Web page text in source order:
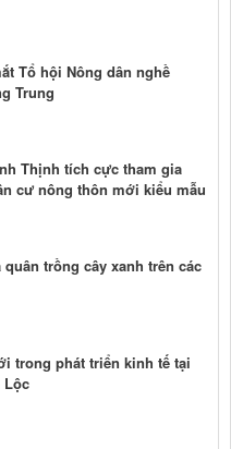
Tổ hội Nông dân nghề
Trung
Thịnh tích cực tham gia
cư nông thôn mới kiểu mẫu
trồng cây xanh trên các
trong phát triển kinh tế tại
Lộc